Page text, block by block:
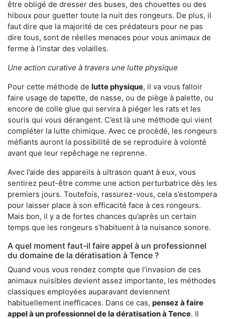
être obligé de dresser des buses, des chouettes ou des
hiboux pour guetter toute la nuit des rongeurs. De plus, il
faut dire que la majorité de ces prédateurs pour ne pas
dire tous, sont de réelles menaces pour vous animaux de
ferme à l’instar des volailles.
Une action curative à travers une lutte physique
Pour cette méthode de lutte physique, il va vous falloir
faire usage de tapette, de nasse, ou de piège à palette, ou
encore de colle glue qui servira à piéger les rats et les
souris qui vous dérangent. C’est là une méthode qui vient
compléter la lutte chimique. Avec ce procédé, les rongeurs
méfiants auront la possibilité de se reproduire à volonté
avant que leur repêchage ne reprenne.
Avec l’aide des appareils à ultrason quant à eux, vous
sentirez peut-être comme une action perturbatrice dès les
premiers jours. Toutefois, rassurez-vous, cela s’estompera
pour laisser place à son efficacité face à ces rongeurs.
Mais bon, il y a de fortes chances qu’après un certain
temps que les rongeurs s’habituent à la nuisance sonore.
A quel moment faut-il faire appel à un professionnel
du domaine de la dératisation à Tence ?
Quand vous vous rendez compte que l’invasion de ces
animaux nuisibles devient assez importante, les méthodes
classiques employées auparavant deviennent
habituellement inefficaces. Dans ce cas, pensez à faire
appel à un professionnel de la dératisation à Tence. Il